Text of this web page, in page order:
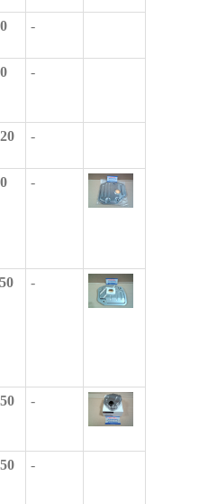
-
-
-
-
-
-
-